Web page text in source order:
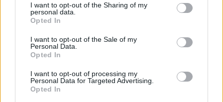
not limited to your visit or usage behaviour. You may click to
grant or deny consent to Google and its third-party tags to
use your data for below specified purposes in below Google
consent section.
I want to opt-out of the Sharing of my
personal data.
Opted In
I want to opt-out of the Sale of my
Personal Data.
Opted In
I want to opt-out of processing my
Personal Data for Targeted Advertising.
Opted In
másodfokúra csökken a riasztás
Országos hírek
Egyetem